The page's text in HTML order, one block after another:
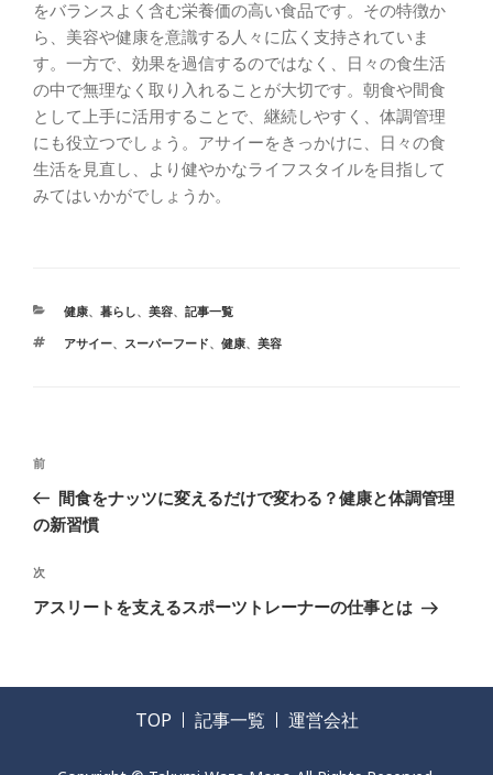
をバランスよく含む栄養価の高い食品です。その特徴か
ら、美容や健康を意識する人々に広く支持されていま
す。一方で、効果を過信するのではなく、日々の食生活
の中で無理なく取り入れることが大切です。朝食や間食
として上手に活用することで、継続しやすく、体調管理
にも役立つでしょう。アサイーをきっかけに、日々の食
生活を見直し、より健やかなライフスタイルを目指して
みてはいかがでしょうか。
健康、 暮らし、 美容、 記事一覧
アサイー、 スーパーフード、 健康、 美容
前
間食をナッツに変えるだけで変わる？健康と体調管理
の新習慣
次
アスリートを支えるスポーツトレーナーの仕事とは
TOP 記事一覧 運営会社